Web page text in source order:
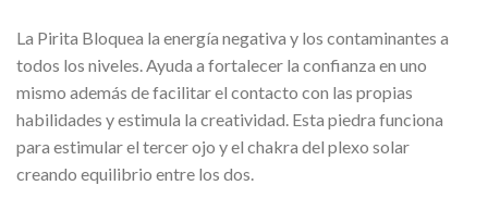
La Pirita Bloquea la energía negativa y los contaminantes a
todos los niveles. Ayuda a fortalecer la confianza en uno
mismo además de facilitar el contacto con las propias
habilidades y estimula la creatividad. Esta piedra funciona
para estimular el tercer ojo y el chakra del plexo solar
creando equilibrio entre los dos.